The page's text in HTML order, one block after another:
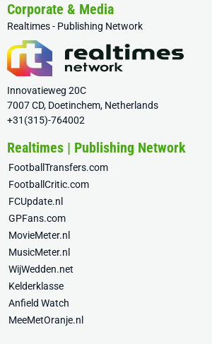
Corporate & Media
Realtimes - Publishing Network
Innovatieweg 20C
7007 CD, Doetinchem, Netherlands
+31(315)-764002
Realtimes | Publishing Network
FootballTransfers.com
FootballCritic.com
FCUpdate.nl
GPFans.com
MovieMeter.nl
MusicMeter.nl
WijWedden.net
Kelderklasse
Anfield Watch
MeeMetOranje.nl